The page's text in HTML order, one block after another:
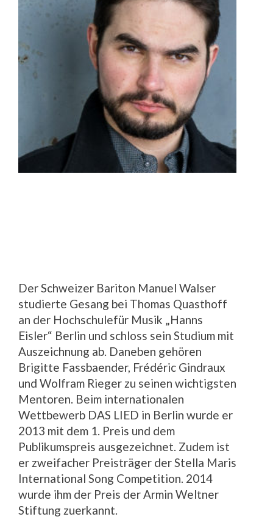
Der Schweizer Bariton Manuel Walser
studierte Gesang bei Thomas Quasthoff
an der Hochschulefür Musik „Hanns
Eisler“ Berlin und schloss sein Studium mit
Auszeichnung ab. Daneben gehören
Brigitte Fassbaender, Frédéric Gindraux
und Wolfram Rieger zu seinen wichtigsten
Mentoren. Beim internationalen
Wettbewerb DAS LIED in Berlin wurde er
2013 mit dem 1. Preis und dem
Publikumspreis ausgezeichnet. Zudem ist
er zweifacher Preisträger der Stella Maris
International Song Competition. 2014
wurde ihm der Preis der Armin Weltner
Stiftung zuerkannt.